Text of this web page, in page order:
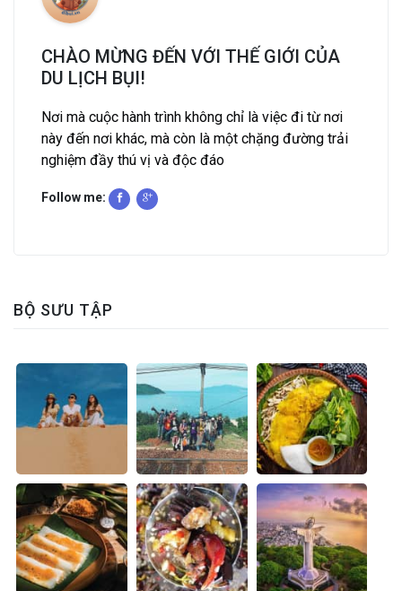
CHÀO MỪNG ĐẾN VỚI THẾ GIỚI CỦA
DU LỊCH BỤI!
Nơi mà cuộc hành trình không chỉ là việc đi từ nơi
này đến nơi khác, mà còn là một chặng đường trải
nghiệm đầy thú vị và độc đáo
Follow me:
BỘ SƯU TẬP